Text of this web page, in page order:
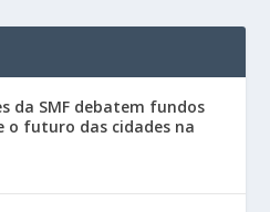
da SMF debatem fundos
o futuro das cidades na